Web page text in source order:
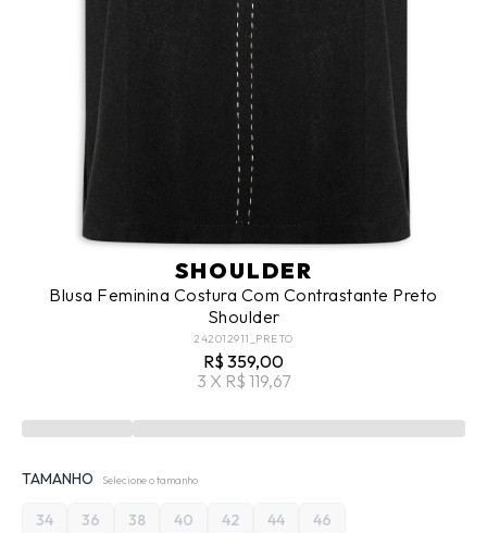
SHOULDER
Blusa Feminina Costura Com Contrastante Preto
Shoulder
242012911_PRETO
R$ 359,00
3 X R$ 119,67
TAMANHO Selecione o tamanho
34 36 38 40 42 44 46